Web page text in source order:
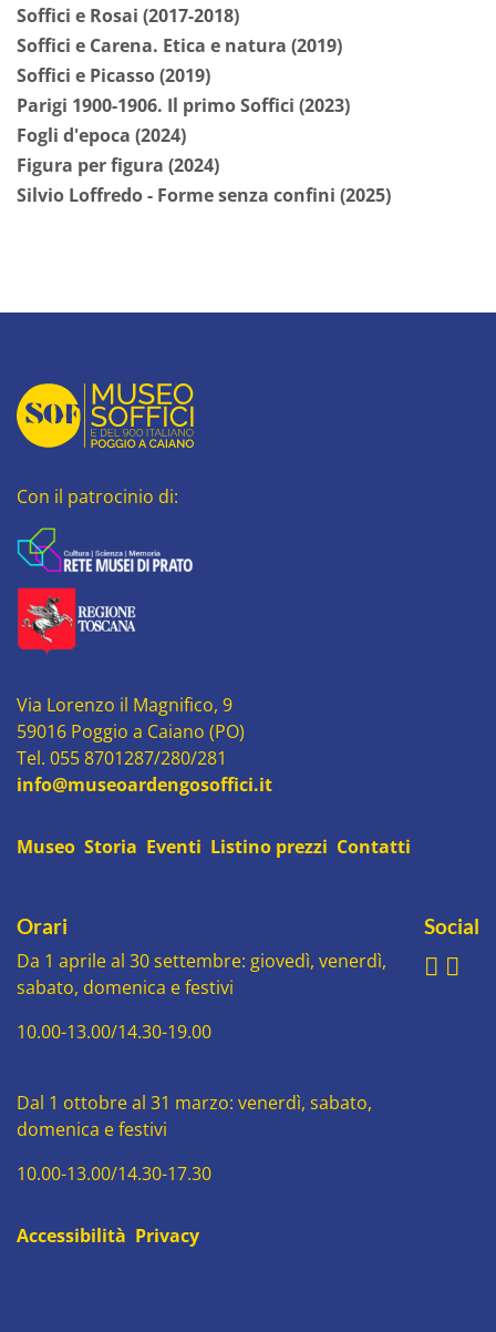
Soffici e Rosai (2017-2018)
Soffici e Carena. Etica e natura (2019)
Soffici e Picasso (2019)
Parigi 1900-1906. Il primo Soffici (2023)
Fogli d'epoca (2024)
Figura per figura (2024)
Silvio Loffredo - Forme senza confini (2025)
Con il patrocinio di:
Via Lorenzo il Magnifico, 9
59016 Poggio a Caiano (PO)
Tel. 055 8701287/280/281
info@museoardengosoffici.it
Museo Storia Eventi Listino prezzi Contatti
Orari
Da 1 aprile al 30 settembre: giovedì, venerdì,
sabato, domenica e festivi
10.00-13.00/14.30-19.00
Dal 1 ottobre al 31 marzo: venerdì, sabato,
domenica e festivi
10.00-13.00/14.30-17.30
Social
Accessibilità Privacy